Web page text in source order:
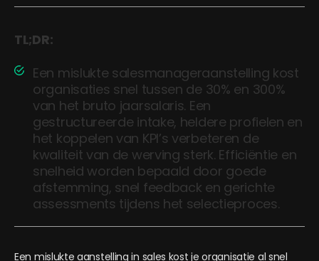
TL;DR:
Een mislukte salesmanageraanstelling kost
organisaties snel tussen de 30% en 300%
van het bruto jaarsalaris. Een
gestructureerde intake, heldere profielen en
het koppelen van KPI’s verbeteren de
kwaliteit van de werving sterk. Efficiëntie en
snelheid worden bepaald door goede
afstemming, snel feedback en gerichte
assessments tijdens het selectieproces.
Een mislukte aanstelling in sales kost je organisatie al snel